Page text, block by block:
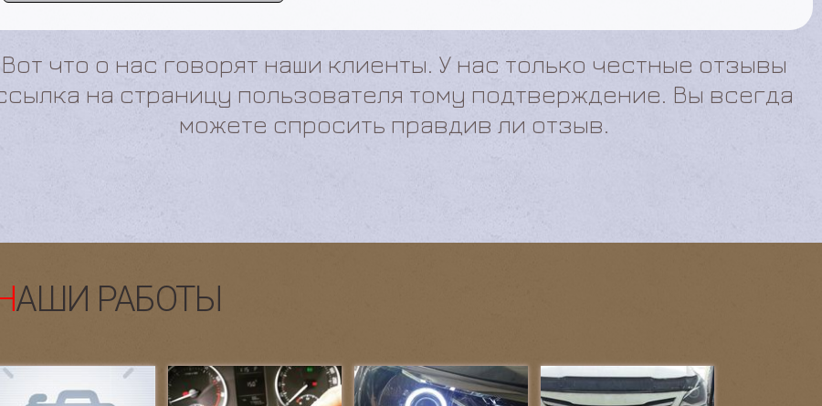
Моя страница
Вот что о нас говорят наши клиенты. У нас только честные отзывы
ссылка на страницу пользователя тому подтверждение. Вы всегда